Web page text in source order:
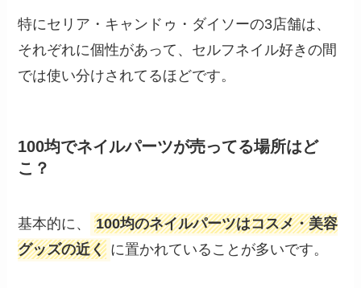
特にセリア・キャンドゥ・ダイソーの3店舗は、
それぞれに個性があって、セルフネイル好きの間
では使い分けされてるほどです。
100均でネイルパーツが売ってる場所はど
こ？
基本的に、
100均のネイルパーツはコスメ・美容
グッズの近く に置かれていることが多いです。